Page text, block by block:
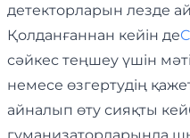
детекторларын лезде
Қолданғаннан кейін де
сәйкес теңшеу үшін
немесе өзгертудің
айналып өту сияқты
гуманизаторларында